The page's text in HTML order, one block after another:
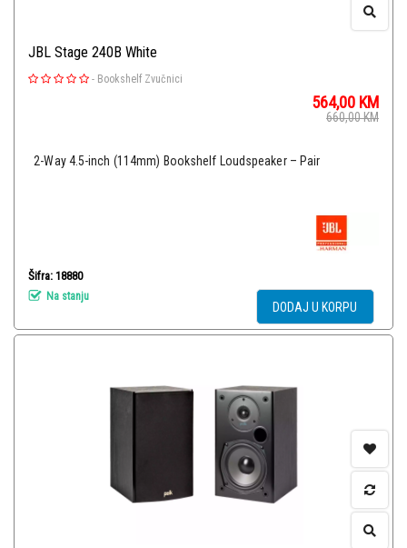
JBL Stage 240B White
- Bookshelf Zvučnici
564,00 KM
660,00KM
2-Way 4.5-inch (114mm) Bookshelf Loudspeaker – Pair
Šifra: 18880
Na stanju
DODAJ U KORPU